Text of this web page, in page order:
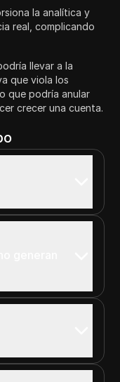
la analítica y
real, complicando
llevar a la
que viola los
que podría anular
crecer una cuenta.